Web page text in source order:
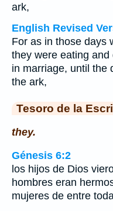
ark,
English Revised
For as in those days
they were eating
in marriage, until the
the ark,
Tesoro de la
they.
Génesis 6:2
los hijos de Dios
hombres eran
mujeres de entre